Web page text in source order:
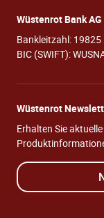
Wüstenrot Bank AG
Bankleitzahl: 19825
BIC (SWIFT):
Wüstenrot
Erhalten Sie